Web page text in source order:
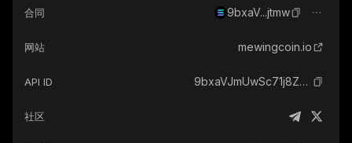
合同 9bxaV...jtmw
网站 mewingcoin.io
API ID 9bxaVJmUwSc71j8Z2pvUL3UAr1s5fCnwUpvYhqV9jtmw_solana
社区